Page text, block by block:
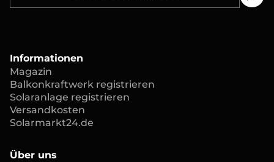
Informationen
Magazin
Balkonkraftwerk registrieren
Solaranlage registrieren
Versandkosten
Solarmarkt24.de
Über uns